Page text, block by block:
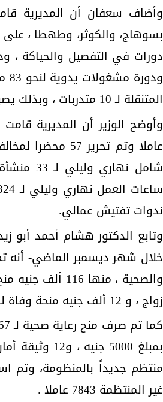
دورات في التفصيل والحياكة ،
المتنقلة لـ 10 متدربات ، وبذلك يصبح إجمالي الدورات 7 لنحو 92 متدربا .
ندوات تفتيش عمالي.
وتابع الدكتور هشام أحمد أبو
زواج ، و 12 ألف جنيه منحة وفاة لـ 6 عمال .
منتظم جديداً بالمنظومة، وتم
غير المنتظمة 7843 عاملا .